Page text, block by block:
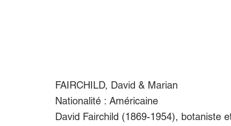
FAIRCHILD, David & Marian
Nationalité : Américaine
David Fairchild (1869-1954), botaniste